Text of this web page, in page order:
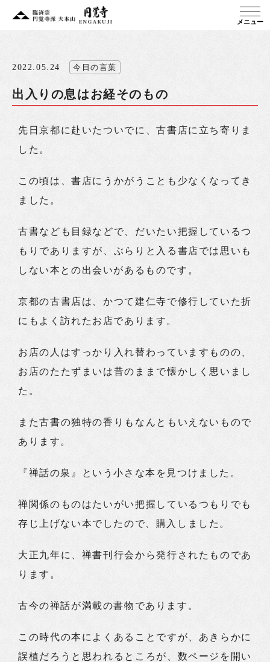
メニュー
2022.05.24 今日の言葉
出入りの息はお経そのもの
先日京都に赴いたついでに、古書店に立ち寄りま
した。
この頃は、書店にうかがうことも少なくなってき
ました。
古書なども目録などで、だいたい把握しているつ
もりでありますが、ぶらりと入る書店では思いも
しない本との出会いがあるものです。
京都の古書店は、かつて建仁寺で修行していた折
にもよく訪れたお店であります。
お店の人はすっかり入れ替わっていますものの、
お店のたたずまいは昔のままで懐かしく思いまし
た。
また古書の独特の香りもなんともいえないもので
あります。
『禅話の泉』という小さな本を見つけました。
禅関係のものはたいがい把握しているつもりでも
存じ上げない本でしたので、購入しました。
大正九年に、禅書刊行会から発行されたものであ
ります。
古今の禅話が満載の書物であります。
この時代の本によくあることですが、あきらかに
誤植だろうと思われるところが、数ページを開い